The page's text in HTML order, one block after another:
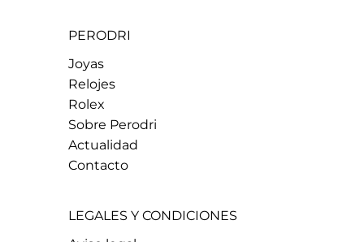
PERODRI
Joyas
Relojes
Rolex
Sobre Perodri
Actualidad
Contacto
LEGALES Y CONDICIONES